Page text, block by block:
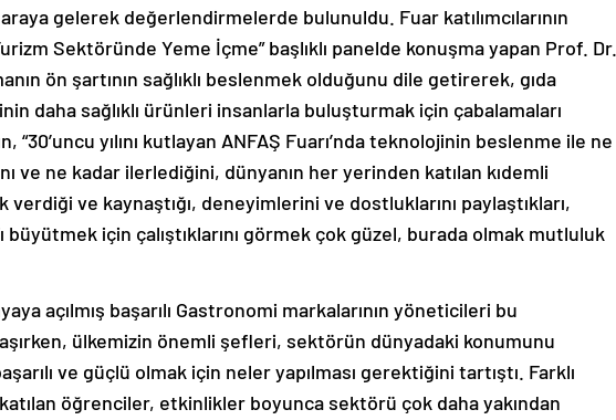
gelerek değerlendirmelerde bulunuldu. Fuar katılımcılarının
Sektöründe Yeme İçme” başlıklı panelde konuşma yapan Prof. Dr.
ön şartının sağlıklı beslenmek olduğunu dile getirerek, gıda
daha sağlıklı ürünleri insanlarla buluşturmak için çabalamaları
“30’uncu yılını kutlayan ANFAŞ Fuarı’nda teknolojinin beslenme ile ne
ve ne kadar ilerlediğini, dünyanın her yerinden katılan kıdemli
ve kaynaştığı, deneyimlerini ve dostluklarını paylaştıkları,
büyütmek için çalıştıklarını görmek çok güzel, burada olmak mutluluk
açılmış başarılı Gastronomi markalarının yöneticileri bu
ülkemizin önemli şefleri, sektörün dünyadaki konumunu
ve güçlü olmak için neler yapılması gerektiğini tartıştı. Farklı
öğrenciler, etkinlikler boyunca sektörü çok daha yakından